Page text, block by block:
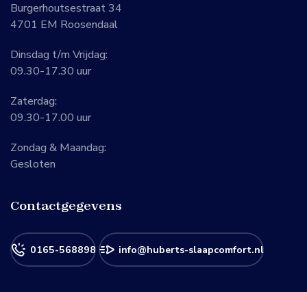
Burgerhoutsestraat 34
4701 EM Roosendaal
Dinsdag t/m Vrijdag:
09.30-17.30 uur
Zaterdag:
09.30-17.00 uur
Zondag & Maandag:
Gesloten
Contactgegevens
0165-568898 info@huberts-slaapcomfort.nl